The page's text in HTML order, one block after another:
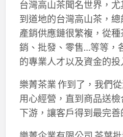
台灣高山茶聞名世界，
到道地的台灣高山茶，
產銷供應鏈很繁複，從
銷、批發、零售…等等，
的專業人才以及資金的投
樂菁茶業 作到了，我們
用心經營，直到商品送
下游，讓客戶得到最完善